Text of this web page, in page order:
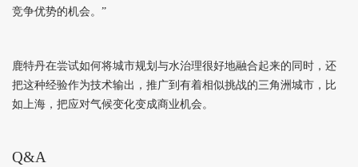
竞争优势的机会。”
鹿特丹在尝试如何将城市规划与水治理很好地融合起来的同时，还
把这种经验作为技术输出，推广到有着相似挑战的三角洲城市，比
如上海，把应对气候变化变成商业机会。
Q&A